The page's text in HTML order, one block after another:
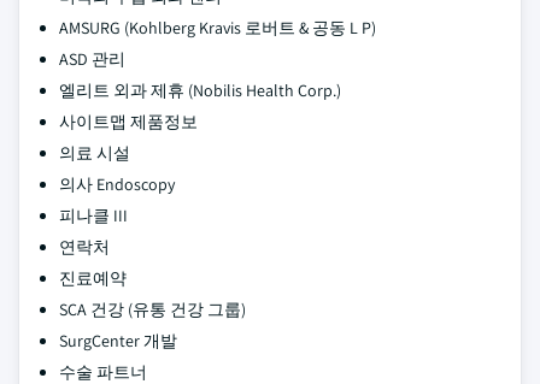
AMSURG (Kohlberg Kravis 로버트 & 공동 L P)
ASD 관리
엘리트 외과 제휴 (Nobilis Health Corp.)
사이트맵 제품정보
의료 시설
의사 Endoscopy
피나클 III
연락처
진료예약
SCA 건강 (유통 건강 그룹)
SurgCenter 개발
수술 파트너